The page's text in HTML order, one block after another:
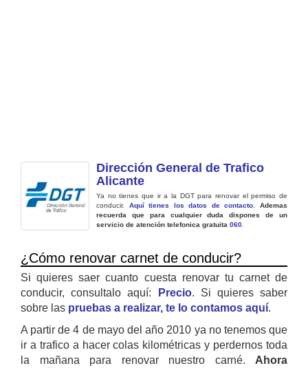
Dirección General de Trafico
Alicante
Ya no tienes que ir a la DGT para renovar el permiso de
conducir. Aquí tienes los datos de contacto .Ademas
recuerda que para cualquier duda dispones de un
servicio de atención telefonica gratuita 060
¿Cómo renovar carnet de conducir?
Si quieres saer cuanto cuesta renovar tu carnet de
conducir, consultalo aquí:
Precio. Si quieres saber
sobre las pruebas a realizar, te lo contamos aquí.
A partir de 4 de mayo del año 2010 ya no tenemos que
ir a trafico a hacer colas kilométricas y perdernos toda
la mañana para renovar nuestro carné. Ahora